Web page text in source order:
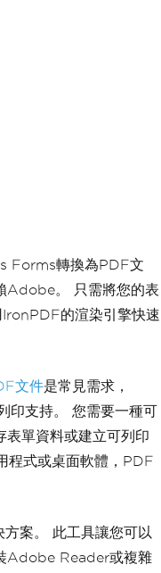
Forms轉換為PDF文
Adobe。 只需將您的表
的渲染引擎快速
文件是常見需求，
印支持。 您需要一種可
單資料或建立可列印
程式或桌面軟體，PDF
案。 此工具讓您可以
Adobe Reader或複雜